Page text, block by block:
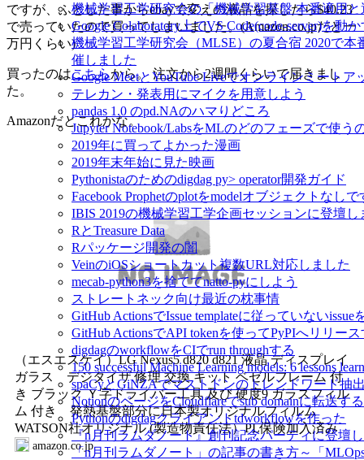
機械学習工学研究会の「機械学習基盤 本番適用
Google Colaboratory上でVS Code(code-server)を動か
機械学習工学研究会（MLSE）の夏合宿 2020で
催しました
Google MeetとYouTube Liveでオンラインミートア
テレカン・発表用にマイクを用意しよう
pandas 1.0 のpd.NAのハマりどころ
Jupyter Notebook/LabsをMLのどのフェーズで使う
2019年に買ってよかった漫画
2019年末年始に見た映画
Pythonistaのためのdigdag py> operator開発ガイド
Facebook Prophetのplotをmodelオブジェクトなしで
IBIS 2019の機械学習工学企画セッションに登壇し
RとTreasure Data
Rパッケージ開発の闇
VeinのiOSショートカット複数URL対応しました
mecab-python3を捨ててnatto-pyにしよう
ストレートネック向け最近の枕事情
GitHub ActionsでIssue templateに従っていないissue
GitHub ActionsでAPI tokenを使ってPyPIへリリー
digdagのworkflowをCIでrun throughする
150 successful Machine Learning models: 6 lessons
spaCyとGiNZAでマストドンのトレンドワード抽
NotionのページをCloudflareでsub domainに転送する
Pythonのdigdagクライアントtdworkflowを作った
『n月刊ラムダノート』創刊記念パーティに登壇
「n月刊ラムダノート」の記事の書き方～「
ですが、ふとした事からebayで変えの液晶を探したら$40.23
で売っていたので買ってしまいました。(Amazon.co.jpだと一
万円くらい)
買ったのはこちらから。 注文から2週間くらいで届きまし
た。
Amazonだとこれかな。
（エスエスケイ）LG Nexus5 d820 d821 液晶 ディスプレイ
ガラス デジタイザ 修理 交換 キット ベゼルフレーム 付
き ブラック Ｙ字ドライバー工具 及び 硬度9 ガラスフィル
ム 付き 発熱基盤部分に日本製オリジナルフィルム
WATSON社オリジナル (製造物責任法）PL保険加入済み
amazon.co.jp